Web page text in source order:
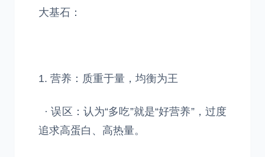
大基石：
1. 营养：质重于量，均衡为王
· 误区：认为“多吃”就是“好营养”，过度
追求高蛋白、高热量。